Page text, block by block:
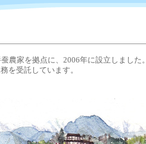
農家を拠点に、2006年に設立しました。
を受託しています。